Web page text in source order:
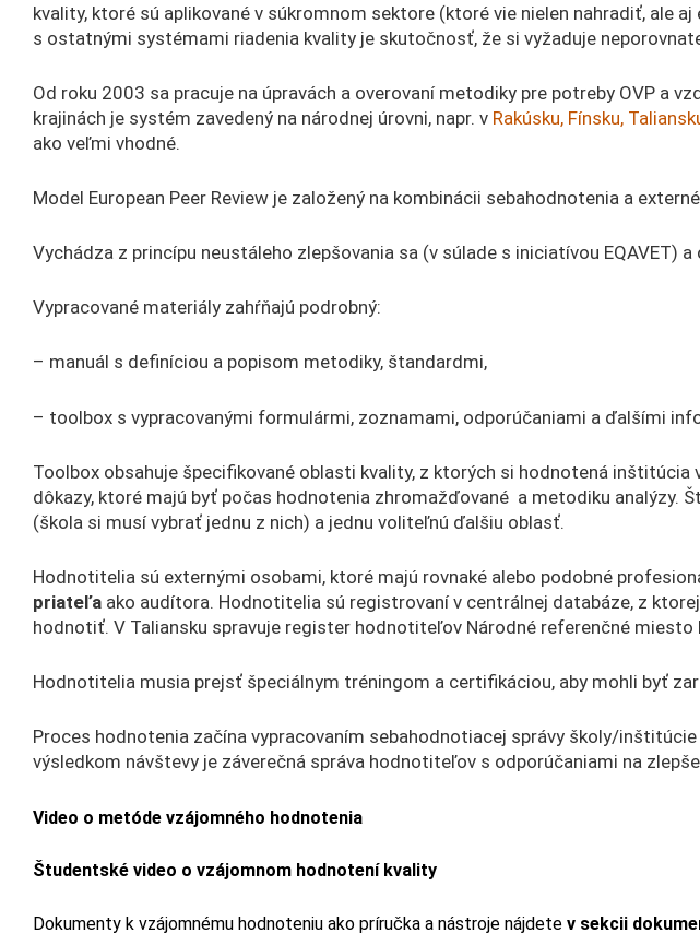
kvality, ktoré sú aplikované v súkromnom sektore (ktoré vie nielen nahradiť, ale
s ostatnými systémami riadenia kvality je skutočnosť, že si vyžaduje
Od roku 2003 sa pracuje na úpravách a overovaní metodiky pre potreby OVP a
krajinách je systém zavedený na národnej úrovni, napr. v Rakúsku, Fínsku,
ako veľmi vhodné.
Model European Peer Review je založený na kombinácii sebahodnotenia a
Vychádza z princípu neustáleho zlepšovania sa (v súlade s iniciatívou EQAVET)
Vypracované materiály zahŕňajú podrobný:
– manuál s definíciou a popisom metodiky, štandardmi,
– toolbox s vypracovanými formulármi, zoznamami, odporúčaniami a ďalšími
Toolbox obsahuje špecifikované oblasti kvality, z ktorých si hodnotená
dôkazy, ktoré majú byť počas hodnotenia zhromažďované a metodiku analýzy.
(škola si musí vybrať jednu z nich) a jednu voliteľnú ďalšiu oblasť.
Hodnotitelia sú externými osobami, ktoré majú rovnaké alebo podobné
priateľa ako audítora. Hodnotitelia sú registrovaní v centrálnej databáze, z
hodnotiť. V Taliansku spravuje register hodnotiteľov Národné referenčné miesto
Hodnotitelia musia prejsť špeciálnym tréningom a certifikáciou, aby mohli byť
Proces hodnotenia začína vypracovaním sebahodnotiacej správy školy/
výsledkom návštevy je záverečná správa hodnotiteľov s odporúčaniami na
Video o metóde vzájomného hodnotenia
Študentské video o vzájomnom hodnotení kvality
Dokumenty k vzájomnému hodnoteniu ako príručka a nástroje nájdete v sekcii